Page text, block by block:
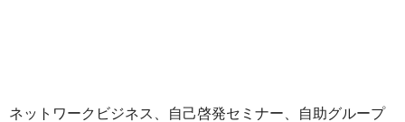
ネットワークビジネス、自己啓発セミナー、自助グループ